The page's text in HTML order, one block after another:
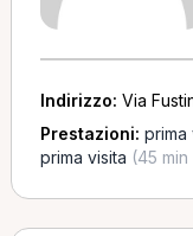
Indirizzo: Via
Prestazioni: prima
prima visita (45